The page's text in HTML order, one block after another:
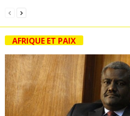
AFRIQUE ET PAIX